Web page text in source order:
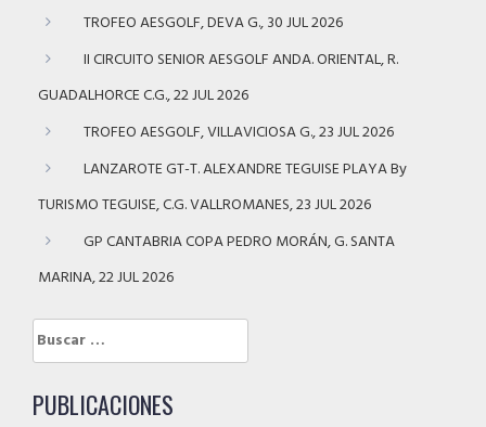
TROFEO AESGOLF, DEVA G., 30 JUL 2026
II CIRCUITO SENIOR AESGOLF ANDA. ORIENTAL, R.
GUADALHORCE C.G., 22 JUL 2026
TROFEO AESGOLF, VILLAVICIOSA G., 23 JUL 2026
LANZAROTE GT-T. ALEXANDRE TEGUISE PLAYA By
TURISMO TEGUISE, C.G. VALLROMANES, 23 JUL 2026
GP CANTABRIA COPA PEDRO MORÁN, G. SANTA
MARINA, 22 JUL 2026
Buscar:
PUBLICACIONES